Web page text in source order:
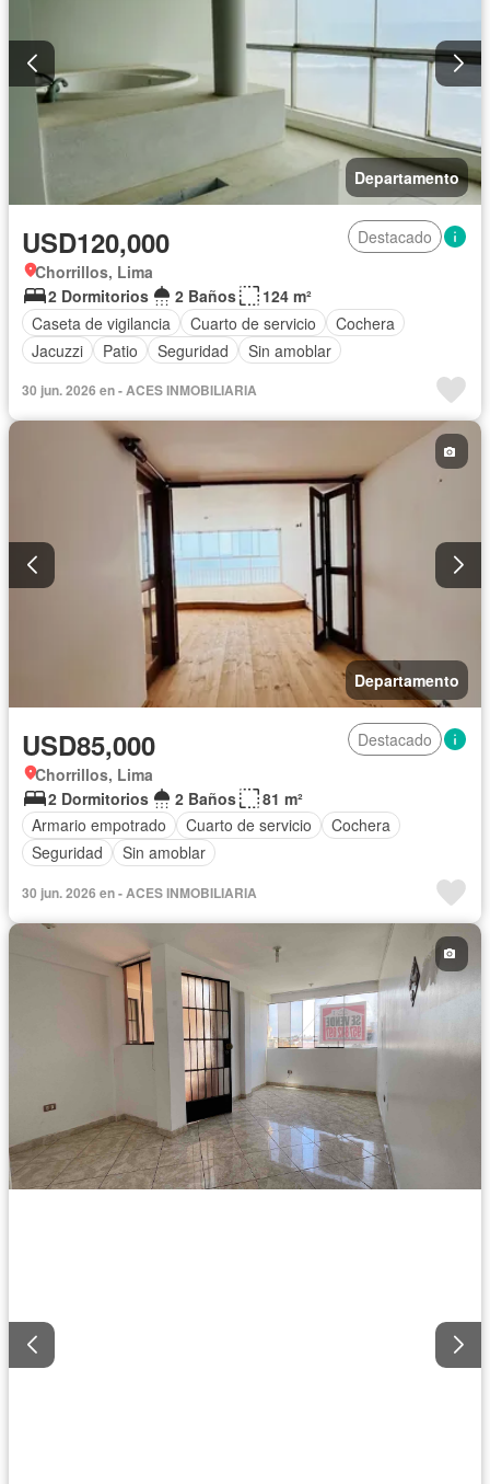
Departamento
USD120,000
Destacado
Chorrillos, Lima
2 Dormitorios
2 Baños
124 m²
Caseta de vigilancia
Cuarto de servicio
Cochera
Jacuzzi
Patio Seguridad Sin amoblar
30 jun. 2026 en - ACES INMOBILIARIA
Departamento
USD85,000
Destacado
Chorrillos, Lima
2 Dormitorios
2 Baños
81 m²
Armario empotrado
Cuarto de servicio
Cochera
Seguridad
Sin amoblar
30 jun. 2026 en - ACES INMOBILIARIA